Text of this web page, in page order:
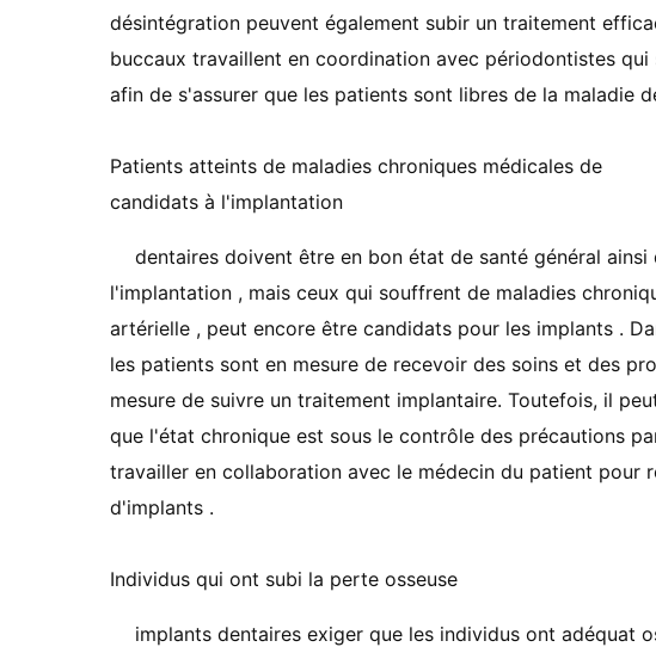
désintégration peuvent également subir un traitement
buccaux travaillent en coordination avec périodontistes
afin de s'assurer que les patients sont libres de la maladie
Patients atteints de maladies chroniques médicales de
candidats à l'implantation
dentaires doivent être en bon état ​​de santé général
l'implantation , mais ceux qui souffrent de maladies
artérielle , peut encore être candidats pour les implants .
les patients sont en mesure de recevoir des soins et des
mesure de suivre un traitement implantaire. Toutefois, il
que l'état chronique est sous le contrôle des précautions
travailler en collaboration avec le médecin du patient pour
d'implants .
Individus qui ont subi la perte osseuse
implants dentaires exiger que les individus ont adéquat